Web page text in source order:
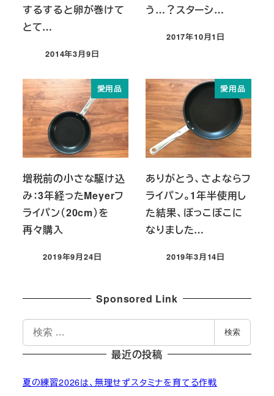
するすると卵が巻けて
とて…
投稿日
2014年3月9日
う…？スターシ…
投稿日
2017年10月1日
愛用品
増税前の小さな駆け込
み：3年経ったMeyerフ
ライパン（20cm）を
再々購入
投稿日
2019年9月24日
愛用品
ありがとう、さよならフ
ライパン。1年半使用し
た結果、ぼっこぼこに
なりました…
投稿日
2019年3月14日
Sponsored Link
検
索
検索
最近の投稿
夏の練習2026は、無理せずスタミナを育てる作戦